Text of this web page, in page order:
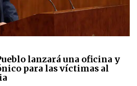
lanzará una oficina y
para las víctimas al